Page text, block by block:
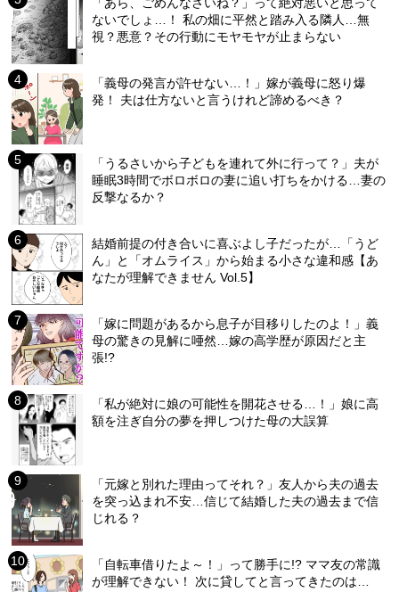
ないでしょ…！ 私の畑に平然と踏み入る隣人…無
視？悪意？その行動にモヤモヤが止まらない
「義母の発言が許せない…！」嫁が義母に怒り爆
発！ 夫は仕方ないと言うけれど諦めるべき？
「うるさいから子どもを連れて外に行って？」夫が
睡眠3時間でボロボロの妻に追い打ちをかける…妻の
反撃なるか？
結婚前提の付き合いに喜ぶよし子だったが…「うど
ん」と「オムライス」から始まる小さな違和感【あ
なたが理解できません Vol.5】
「嫁に問題があるから息子が目移りしたのよ！」義
母の驚きの見解に唖然…嫁の高学歴が原因だと主
張!?
「私が絶対に娘の可能性を開花させる…！」娘に高
額を注ぎ自分の夢を押しつけた母の大誤算
「元嫁と別れた理由ってそれ？」友人から夫の過去
を突っ込まれ不安…信じて結婚した夫の過去まで信
じれる？
「自転車借りたよ～！」って勝手に!? ママ友の常識
が理解できない！ 次に貸してと言ってきたのは…